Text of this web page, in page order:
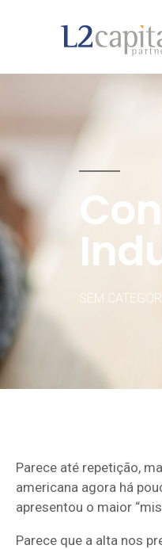
SEM
Parece até repetição,
americana agora há
apresentou o maior
Parece que a alta nos